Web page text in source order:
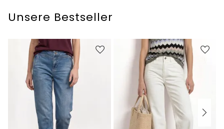
Unsere Bestseller